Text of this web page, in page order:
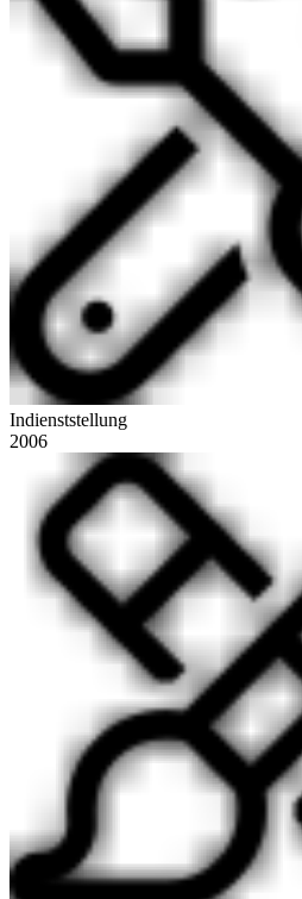
Indienststellung
2006